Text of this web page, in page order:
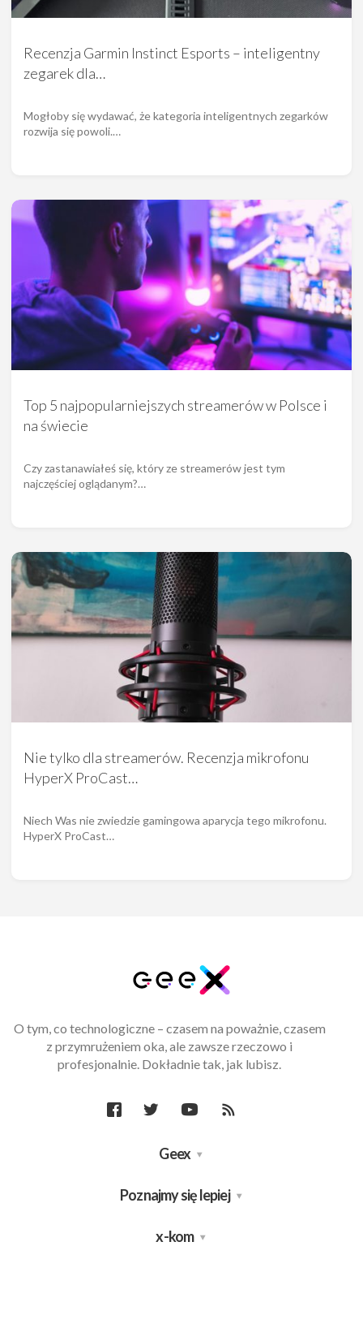
Recenzja Garmin Instinct Esports – inteligentny
zegarek dla…
Mogłoby się wydawać, że kategoria inteligentnych zegarków
rozwija się powoli.…
Top 5 najpopularniejszych streamerów w Polsce i
na świecie
Czy zastanawiałeś się, który ze streamerów jest tym
najczęściej oglądanym?…
Nie tylko dla streamerów. Recenzja mikrofonu
HyperX ProCast…
Niech Was nie zwiedzie gamingowa aparycja tego mikrofonu.
HyperX ProCast…
O tym, co technologiczne – czasem na poważnie, czasem
z przymrużeniem oka, ale zawsze rzeczowo i
profesjonalnie. Dokładnie tak, jak lubisz.
Geex
Poznajmy się lepiej
x-kom